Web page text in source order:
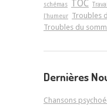
schémas
TOC Travail
l'humeur Troubles
Troubles du
Dernières
Chansons